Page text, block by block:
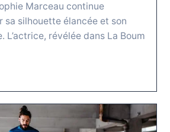
Marceau continue
sa silhouette élancée et son
L’actrice, révélée dans La Boum